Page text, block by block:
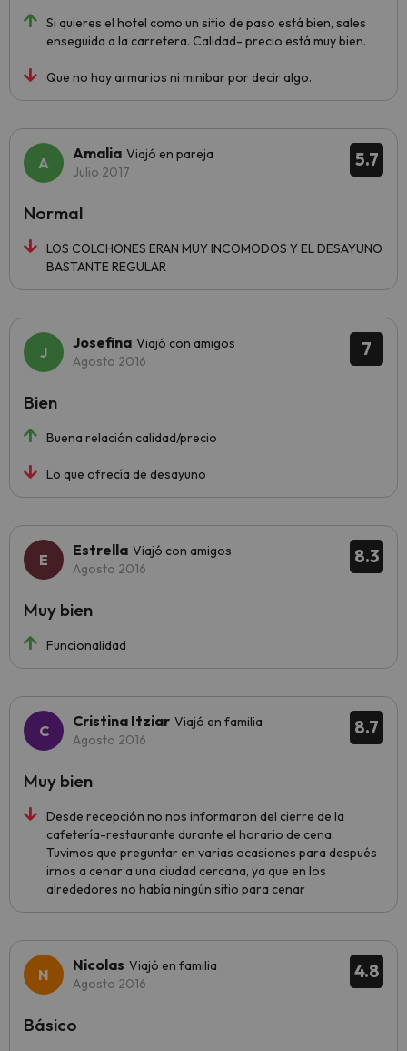
Si quieres el hotel como un sitio de paso está bien, sales
enseguida a la carretera. Calidad- precio está muy bien.
Que no hay armarios ni minibar por decir algo.
5.7
Amalia Viajó en pareja
Julio 2017
LOS COLCHONES ERAN MUY INCOMODOS Y EL DESAYUNO
BASTANTE REGULAR
Normal
7
Josefina Viajó con amigos
Agosto 2016
Buena relación calidad/precio
Lo que ofrecía de desayuno
Bien
8.3
Estrella Viajó con amigos
Agosto 2016
Funcionalidad
Muy bien
8.7
Cristina Itziar Viajó en familia
Agosto 2016
Desde recepción no nos informaron del cierre de la
cafetería-restaurante durante el horario de cena.
Tuvimos que preguntar en varias ocasiones para después
irnos a cenar a una ciudad cercana, ya que en los
alrededores no había ningún sitio para cenar
Muy bien
4.8
Nicolas Viajó en familia
Agosto 2016
Básico